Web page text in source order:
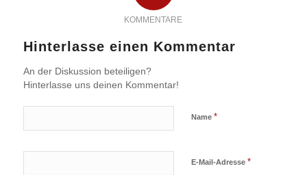
KOMMENTARE
Hinterlasse einen Kommentar
An der Diskussion beteiligen?
Hinterlasse uns deinen Kommentar!
Name *
E-Mail-Adresse *